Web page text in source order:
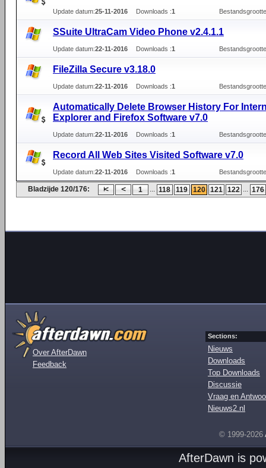
Update datum:25-11-2016 Downloads :1
SSuite UltraCam Video Phone v2.4.1.1
Update datum:22-11-2016 Downloads :1
FileZilla Secure v3.18.0
Update datum:22-11-2016 Downloads :1
Automatically Delete Browser History For
Explorer and Firefox Software v7.0
Update datum:22-11-2016 Downloads :1
Record All Web Sites Visited Software v7.0
Update datum:22-11-2016 Downloads :1
Bladzijde 120/176: 1 ... 118 119 120 121 122 ... 176
Over AfterDawn
Feedback
Sections:
Nieuws
Downloads
Top Downloads
Discussie
Vraag en
Nieuws2.nl
© 1999-2026
AfterDawn is